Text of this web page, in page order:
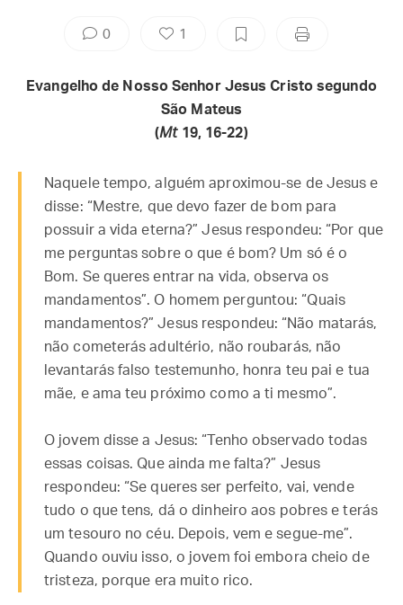
0 1
Evangelho de Nosso Senhor Jesus Cristo segundo
São Mateus
(Mt19, 16-22)
Naquele tempo, alguém aproximou-se de Jesus e
disse: “Mestre, que devo fazer de bom para
possuir a vida eterna?” Jesus respondeu: “Por que
me perguntas sobre o que é bom? Um só é o
Bom. Se queres entrar na vida, observa os
mandamentos”. O homem perguntou: “Quais
mandamentos?” Jesus respondeu: “Não matarás,
não cometerás adultério, não roubarás, não
levantarás falso testemunho, honra teu pai e tua
mãe, e ama teu próximo como a ti mesmo”.
O jovem disse a Jesus: “Tenho observado todas
essas coisas. Que ainda me falta?” Jesus
respondeu: “Se queres ser perfeito, vai, vende
tudo o que tens, dá o dinheiro aos pobres e terás
um tesouro no céu. Depois, vem e segue-me”.
Quando ouviu isso, o jovem foi embora cheio de
tristeza, porque era muito rico.